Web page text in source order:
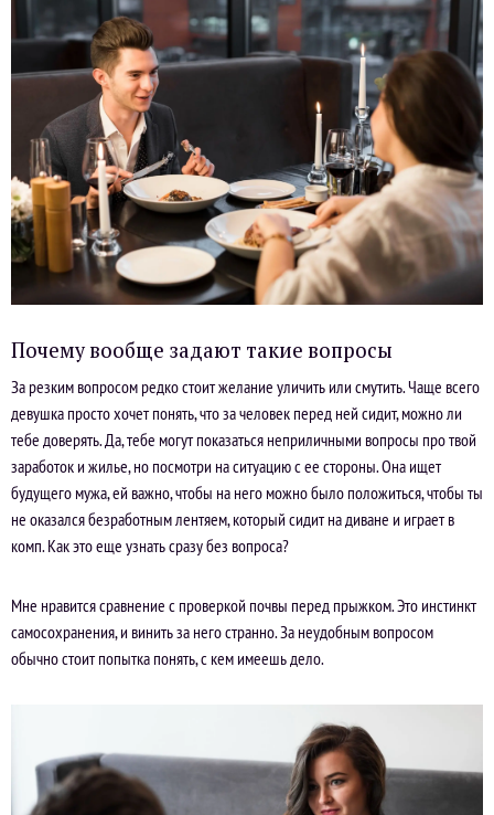
Почему вообще задают такие вопросы
За резким вопросом редко стоит желание уличить или смутить. Чаще всего
девушка просто хочет понять, что за человек перед ней сидит, можно ли
тебе доверять. Да, тебе могут показаться неприличными вопросы про твой
заработок и жилье, но посмотри на ситуацию с ее стороны. Она ищет
будущего мужа, ей важно, чтобы на него можно было положиться, чтобы ты
не оказался безработным лентяем, который сидит на диване и играет в
комп. Как это еще узнать сразу без вопроса?
Мне нравится сравнение с проверкой почвы перед прыжком. Это инстинкт
самосохранения, и винить за него странно. За неудобным вопросом
обычно стоит попытка понять, с кем имеешь дело.